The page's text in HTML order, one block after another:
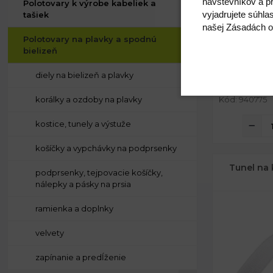
Polotovary k výrobe kabeliek a
tašiek
Polotovary na plavky a spodnú
bielizeň
diely na bielizeň a plavky
korálky a ozdoby na plavky
kostice, tunely a výstuže
košíčky a vypchávky na podprsenky
podprsenky, tejpovacie košíčky,
nálepky a pásky na prsia
ramienka a doplnky
velvety
zapínanie a predĺženie
Vnútorný
Vonkajší
Kód: 940775
Tunel na
vyjadrujete
našej Zásadách